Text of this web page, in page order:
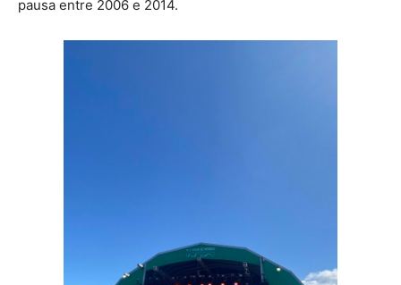
pausa entre 2006 e 2014.